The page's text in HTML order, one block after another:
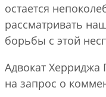
остается
рассматривать
борьбы с этой
Адвокат Херриджа
на запрос о